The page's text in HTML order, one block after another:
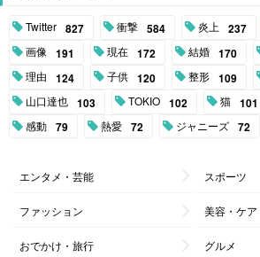
Twitter 827 衝撃 584 炎上 237
画像 191 現在 172 結婚 170
理由 124 子供 120 整形 109
山口達也 103 TOKIO 102 猫 101
感動 79 熱愛 72 ジャニーズ 72
エンタメ・芸能 スポーツ
ファッション 美容・ケア
おでかけ・旅行 グルメ